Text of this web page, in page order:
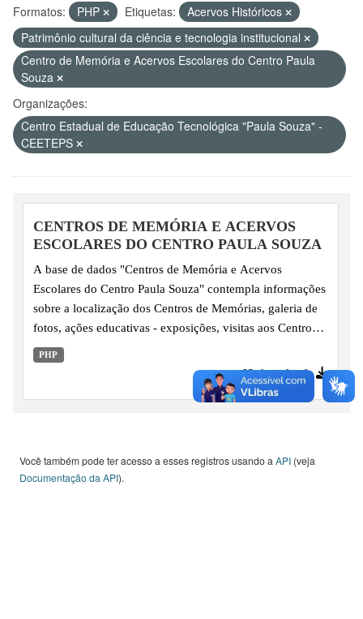
Formatos: PHP Etiquetas:
Acervos Históricos
Patrimônio cultural da ciência e tecnologia institucional
Centro de Memória e Acervos Escolares do Centro Paula
Souza
Organizações:
Centro Estadual de Educação Tecnológica "Paula Souza" -
CEETEPS
CENTROS DE MEMÓRIA E ACERVOS
ESCOLARES DO CENTRO PAULA SOUZA
A base de dados "Centros de Memória e Acervos
Escolares do Centro Paula Souza" contempla informações
sobre a localização dos Centros de Memórias, galeria de
fotos, ações educativas - exposições, visitas aos Centros
de Memórias / Acervos históricos e publicações, desde o
ano de 2008 em diante.
PHP
63 downloads
Você também pode ter acesso a esses registros usando a API (veja
Documentação da API).